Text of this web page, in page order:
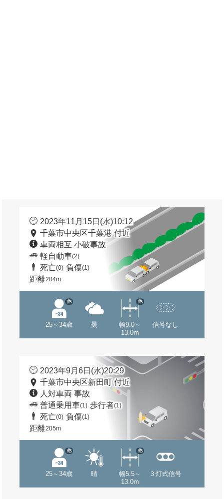
2023年11月15日(水)10:12
千葉市中央区千葉港 付近
車両相互 小破事故
軽自動車(2)
死亡(0) 負傷(1)
距離204m
25～34歳
他
曇
幅9.0～
13.0m
他
信号なし
2023年9月6日(水)20:29
千葉市中央区新田町 付近
人対車両 事故
普通乗用車(1) 歩行者(1)
死亡(0) 負傷(1)
距離205m
25～34歳
他
晴
幅5.5～
13.0m
他
３灯式信号